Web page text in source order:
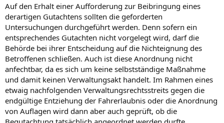
Auf den Erhalt einer Aufforderung zur Beibringung eines
derartigen Gutachtens sollten die geforderten
Untersuchungen durchgeführt werden. Denn sofern ein
entsprechendes Gutachten nicht vorgelegt wird, darf die
Behörde bei ihrer Entscheidung auf die Nichteignung des
Betroffenen schließen. Auch ist diese Anordnung nicht
anfechtbar, da es sich um keine selbstständige Maßnahme
und damit keinen Verwaltungsakt handelt. Im Rahmen eines
etwaig nachfolgenden Verwaltungsrechtsstreits gegen die
endgültige Entziehung der Fahrerlaubnis oder die Anordnung
von Auflagen wird dann aber auch geprüft, ob die